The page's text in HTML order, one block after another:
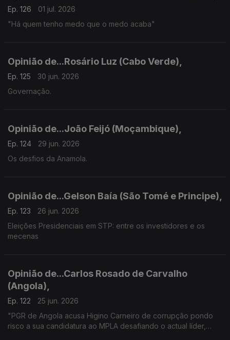
Ep. 126
01 jul. 2026
"Há quem tenho medo que o medo acaba"
Opinião de...Rosário Luz (Cabo Verde),
Ep. 125
30 jun. 2026
Governação.
Opinião de...João Feijó (Moçambique),
Ep. 124
29 jun. 2026
Os desfios da Anamola.
Opinião de...Gelson Baía (São Tomé e Principe),
Ep. 123
26 jun. 2026
Eleições Presidenciais em STP: entre os investidores e os
mecenas
Opinião de...Carlos Rosado de Carvalho
(Angola),
Ep. 122
25 jun. 2026
"PGR de Angola acusa Higino Carneiro de corrupção pondo
risco a sua candidatura ao MPLA desafiando o actual líder,